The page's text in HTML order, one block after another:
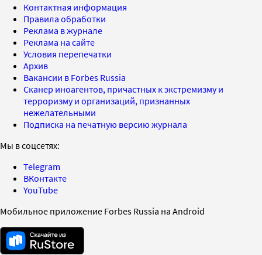
Контактная информация
Правила обработки
Реклама в журнале
Реклама на сайте
Условия перепечатки
Архив
Вакансии в Forbes Russia
Сканер иноагентов, причастных к экстремизму и
терроризму и организаций, признанных
нежелательными
Подписка на печатную версию журнала
Мы в соцсетях:
Telegram
ВКонтакте
YouTube
Мобильное приложение Forbes Russia на Android